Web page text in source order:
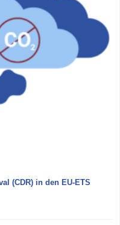
(CDR) in den EU-ETS